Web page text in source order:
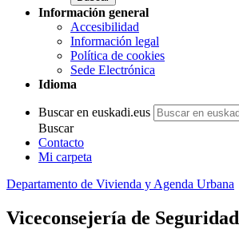
Información general
Accesibilidad
Información legal
Política de cookies
Sede Electrónica
Idioma
Buscar en euskadi.eus
Buscar
Contacto
Mi carpeta
Departamento de Vivienda y Agenda Urbana
Viceconsejería de Seguridad